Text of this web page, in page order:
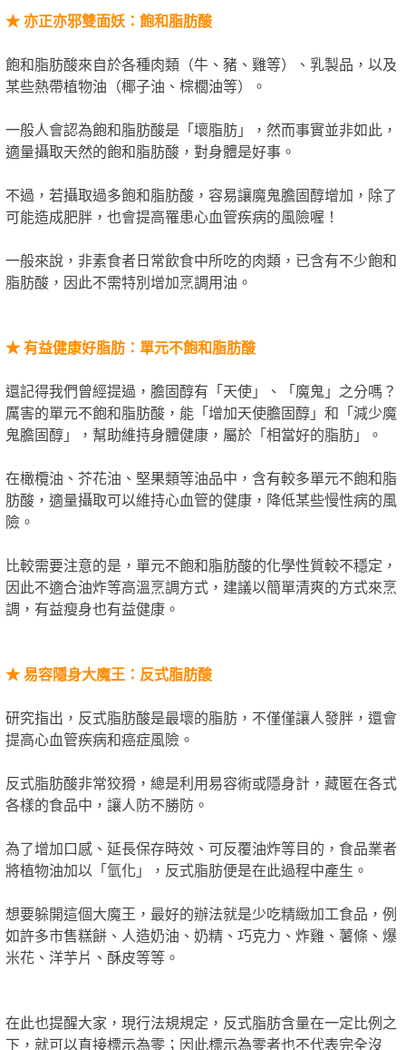
★ 亦正亦邪雙面妖：飽和脂肪酸
飽和脂肪酸來自於各種肉類（牛、豬、雞等）、乳製品，以及
某些熱帶植物油（椰子油、棕櫚油等）。
一般人會認為飽和脂肪酸是「壞脂肪」，然而事實並非如此，
適量攝取天然的飽和脂肪酸，對身體是好事。
不過，若攝取過多飽和脂肪酸，容易讓魔鬼膽固醇增加，除了
可能造成肥胖，也會提高罹患心血管疾病的風險喔！
一般來說，非素食者日常飲食中所吃的肉類，已含有不少飽和
脂肪酸，因此不需特別增加烹調用油。
★有益健康好脂肪：單元不飽和脂肪酸
還記得我們曾經提過，膽固醇有「天使」、「魔鬼」之分嗎？
厲害的單元不飽和脂肪酸，能「增加天使膽固醇」和「減少魔
鬼膽固醇」，幫助維持身體健康，屬於「相當好的脂肪」。
在橄欖油、芥花油、堅果類等油品中，含有較多單元不飽和脂
肪酸，適量攝取可以維持心血管的健康，降低某些慢性病的風
險。
比較需要注意的是，單元不飽和脂肪酸的化學性質較不穩定，
因此不適合油炸等高溫烹調方式，建議以簡單清爽的方式來烹
調，有益瘦身也有益健康。
★易容隱身大魔王：反式脂肪酸
研究指出，反式脂肪酸是最壞的脂肪，不僅僅讓人發胖，還會
提高心血管疾病和癌症風險。
反式脂肪酸非常狡猾，總是利用易容術或隱身計，藏匿在各式
各樣的食品中，讓人防不勝防。
為了增加口感、延長保存時效、可反覆油炸等目的，食品業者
將植物油加以「氫化」，反式脂肪便是在此過程中產生。
想要躲開這個大魔王，最好的辦法就是少吃精緻加工食品，例
如許多市售糕餅、人造奶油、奶精、巧克力、炸雞、薯條、爆
米花、洋芋片、酥皮等等。
在此也提醒大家，現行法規規定，反式脂肪含量在一定比例之
下，就可以直接標示為零；因此標示為零者也不代表完全沒